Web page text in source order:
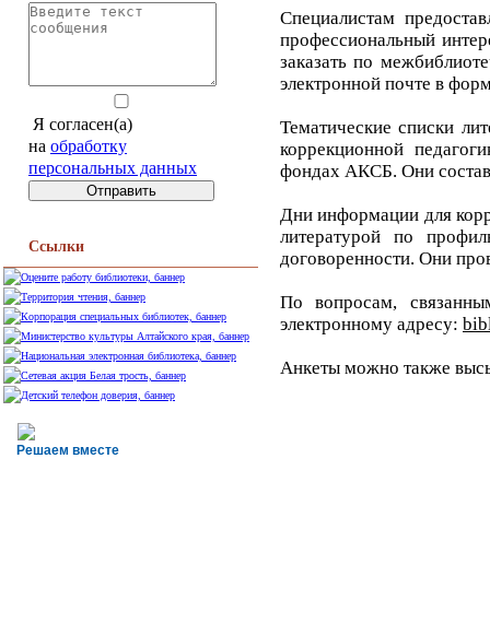
Я согласен(а)
на обработку
персональных данных
Ссылки
Решаем вместе
Специалистам
профессиональный
заказать по
электронной почте в
Тематические списки
коррекционной
фондах АКСБ. Они
Дни информации для
литературой по
договоренности. Они
По вопросам,
электронному адресу:
Анкеты можно также